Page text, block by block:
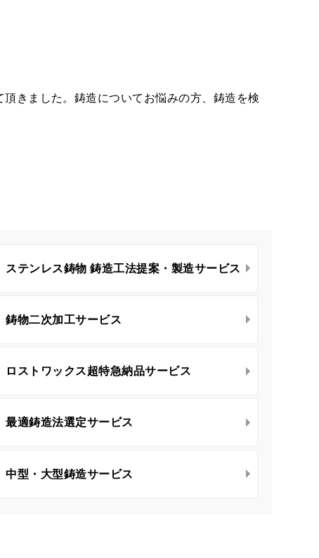
きました。鋳造についてお悩みの方、鋳造を検
ステンレス鋳物 鋳造工法提案・製造サービス
鋳物二次加工サービス
ロストワックス超特急納品サービス
最適鋳造法選定サービス
中型・大型鋳造サービス